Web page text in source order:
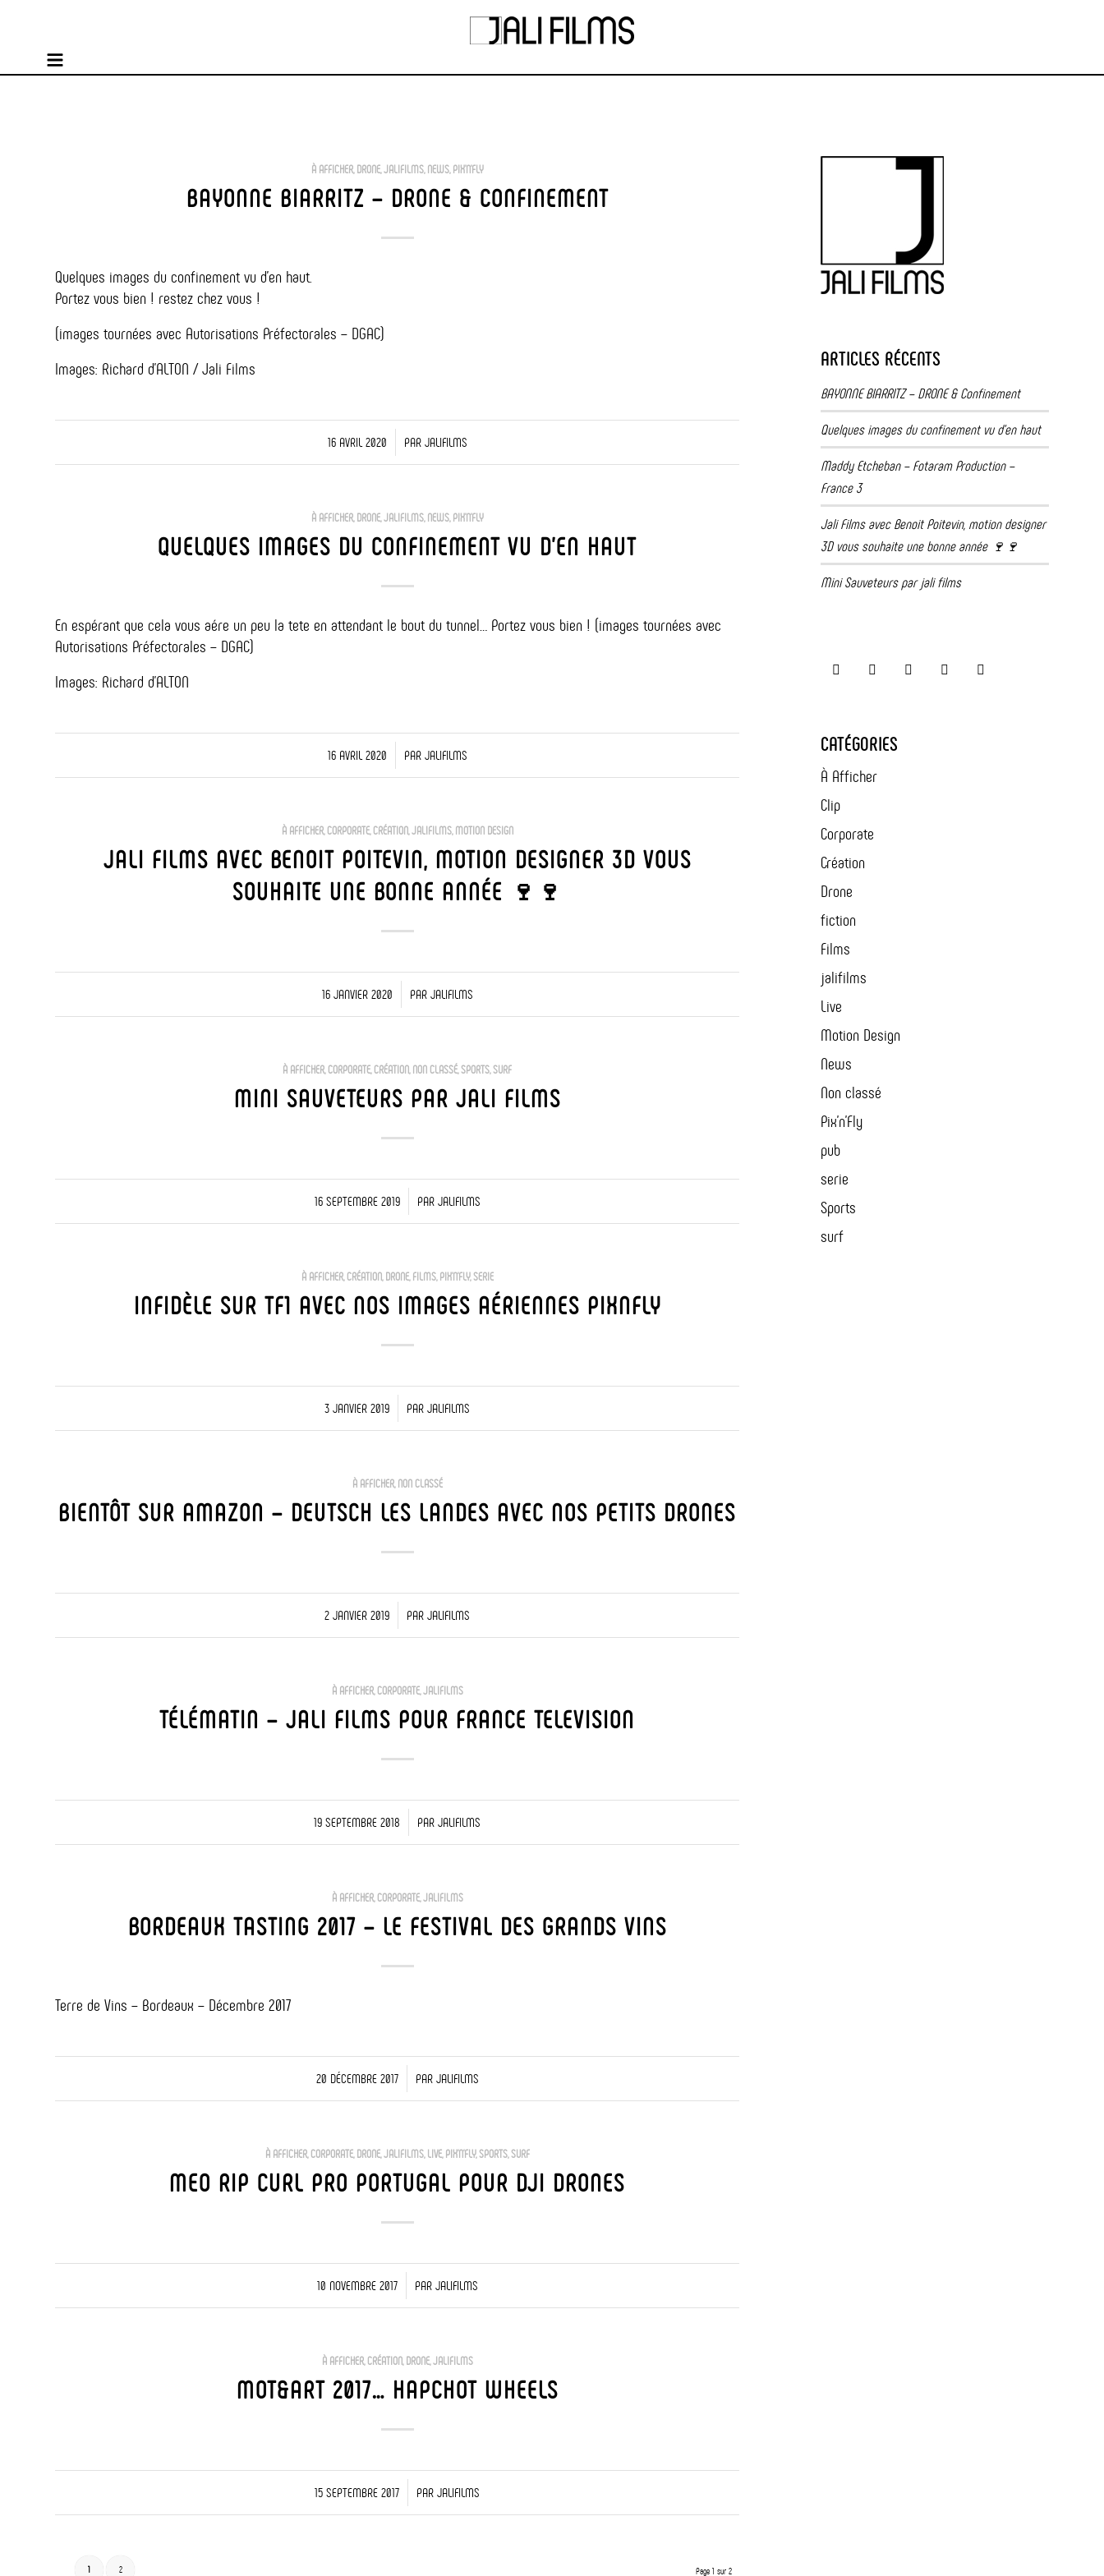
À AFFICHER,DRONE,JALIFILMS,NEWS,PIX'N'FLY
BAYONNE BIARRITZ – DRONE & CONFINEMENT
Quelques images du confinement vu d’en haut.
Portez vous bien ! restez chez vous !
(images tournées avec Autorisations Préfectorales – DGAC)
Images: Richard d’ALTON / Jali Films
16 AVRIL 2020
/ PAR JALIFILMS
À AFFICHER,DRONE,JALIFILMS,NEWS,PIX'N'FLY
QUELQUES IMAGES DU CONFINEMENT VU D’EN HAUT
En espérant que cela vous aére un peu la tete en attendant le bout du tunnel… Portez vous bien ! (images tournées avec
Autorisations Préfectorales – DGAC)
Images: Richard d’ALTON
16 AVRIL 2020
/ PAR JALIFILMS
À AFFICHER,CORPORATE,CRÉATION,JALIFILMS,MOTION DESIGN
JALI FILMS AVEC BENOIT POITEVIN, MOTION DESIGNER 3D VOUS
SOUHAITE UNE BONNE ANNÉE 🍷🍷
16 JANVIER 2020
/ PAR JALIFILMS
À AFFICHER,CORPORATE,CRÉATION,NON CLASSÉ,SPORTS,SURF
MINI SAUVETEURS PAR JALI FILMS
16 SEPTEMBRE 2019
/ PAR JALIFILMS
À AFFICHER,CRÉATION,DRONE,FILMS,PIX'N'FLY,SERIE
INFIDÈLE SUR TF1 AVEC NOS IMAGES AÉRIENNES PIXNFLY
3 JANVIER 2019
/ PARJALIFILMS
À AFFICHER,NON CLASSÉ
BIENTÔT SUR AMAZON – DEUTSCH LES LANDES AVEC NOS PETITS DRONES
2 JANVIER 2019
/ PARJALIFILMS
À AFFICHER,CORPORATE,JALIFILMS
TÉLÉMATIN – JALI FILMS POUR FRANCE TELEVISION
19 SEPTEMBRE 2018
/ PARJALIFILMS
À AFFICHER,CORPORATE,JALIFILMS
BORDEAUX TASTING 2017 – LE FESTIVAL DES GRANDS VINS
Terre de Vins – Bordeaux – Décembre 2017
20 DÉCEMBRE 2017
/ PAR JALIFILMS
À AFFICHER,CORPORATE,DRONE,JALIFILMS,LIVE,PIX'N'FLY,SPORTS,SURF
MEO RIP CURL PRO PORTUGAL POUR DJI DRONES
10 NOVEMBRE 2017
/ PAR JALIFILMS
À AFFICHER,CRÉATION,DRONE,JALIFILMS
MOT&ART 2017… HAPCHOT WHEELS
15 SEPTEMBRE 2017
/ PARJALIFILMS
Page 1 sur 2
1 2
ARTICLES RÉCENTS
BAYONNE BIARRITZ – DRONE & Confinement
Quelques images du confinement vu d’en haut
Maddy Etcheban – Fotaram Production –
France 3
Jali Films avec Benoit Poitevin, motion designer
3D vous souhaite une bonne année 🍷🍷
Mini Sauveteurs par jali films
CATÉGORIES
À Afficher
Clip
Corporate
Création
Drone
fiction
Films
jalifilms
Live
Motion Design
News
Non classé
Pix'n'Fly
pub
serie
Sports
surf